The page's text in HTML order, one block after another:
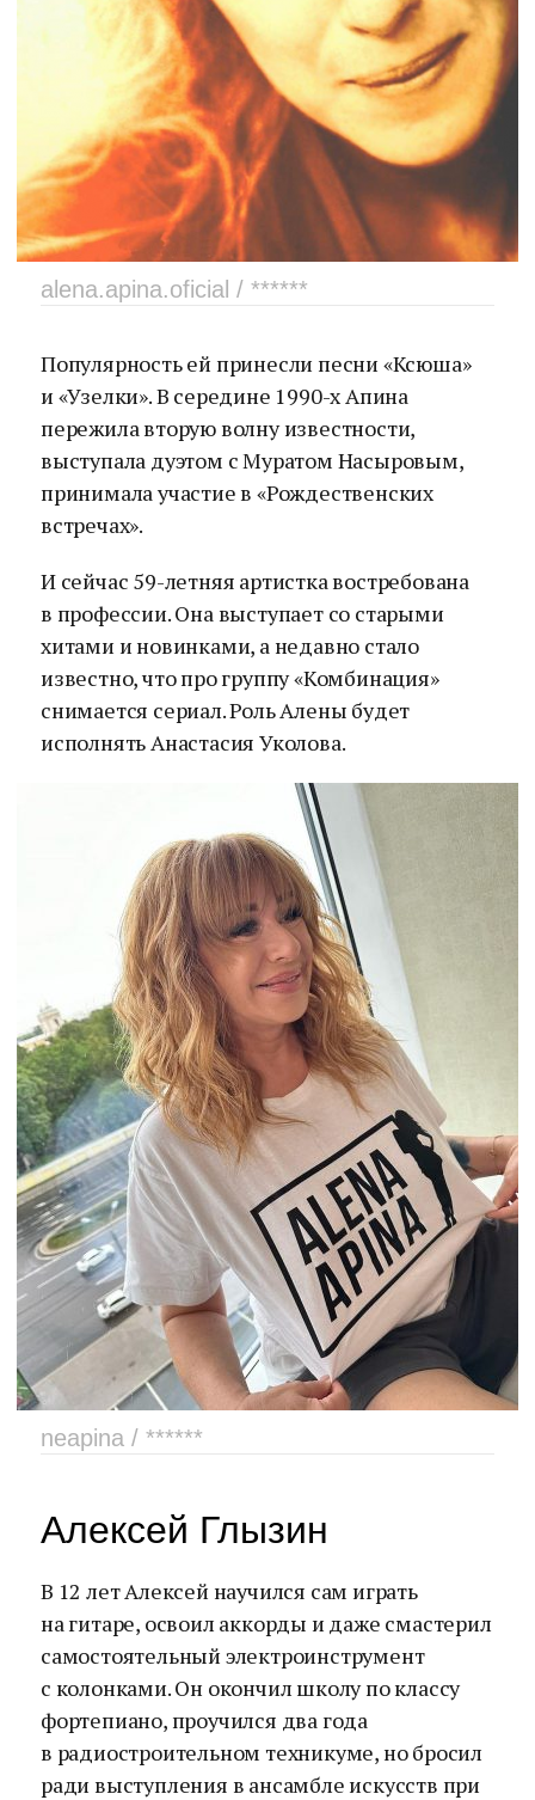
alena.apina.oficial / ******
Популярность ей принесли песни «Ксюша»
и «Узелки». В середине 1990-х Апина
пережила вторую волну известности,
выступала дуэтом с Муратом Насыровым,
принимала участие в «Рождественских
встречах».
И сейчас 59-летняя артистка востребована
в профессии. Она выступает со старыми
хитами и новинками, а недавно стало
известно, что про группу «Комбинация»
снимается сериал. Роль Алены будет
исполнять Анастасия Уколова.
neapina / ******
Алексей Глызин
В 12 лет Алексей научился сам играть
на гитаре, освоил аккорды и даже смастерил
самостоятельный электроинструмент
с колонками. Он окончил школу по классу
фортепиано, проучился два года
в радиостроительном техникуме, но бросил
ради выступления в ансамбле искусств при